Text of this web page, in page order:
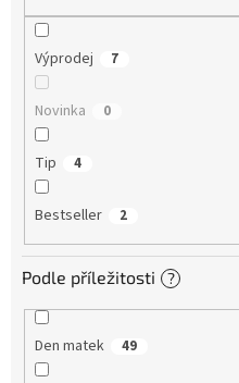
Výprodej 7
Novinka 0
Tip 4
Bestseller 2
Podle příležitosti ?
Den matek 49